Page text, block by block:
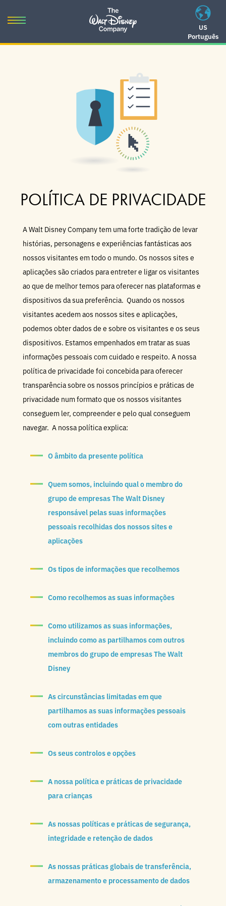
US
Português
Toggle
POLÍTICA DE PRIVACIDADE
A Walt Disney Company tem uma forte tradição de levar
histórias, personagens e experiências fantásticas aos
nossos visitantes em todo o mundo. Os nossos sites e
aplicações são criados para entreter e ligar os visitantes
ao que de melhor temos para oferecer nas plataformas e
dispositivos da sua preferência. Quando os nossos
visitantes acedem aos nossos sites e aplicações,
podemos obter dados de e sobre os visitantes e os seus
dispositivos. Estamos empenhados em tratar as suas
informações pessoais com cuidado e respeito. A nossa
política de privacidade foi concebida para oferecer
transparência sobre os nossos princípios e práticas de
privacidade num formato que os nossos visitantes
conseguem ler, compreender e pelo qual conseguem
navegar. A nossa política explica:
O âmbito da presente política
Quem somos, incluindo qual o membro do
grupo de empresas The Walt Disney
responsável pelas suas informações
pessoais recolhidas dos nossos sites e
aplicações
Os tipos de informações que recolhemos
Como recolhemos as suas informações
Como utilizamos as suas informações,
incluindo como as partilhamos com outros
membros do grupo de empresas The Walt
Disney
As circunstâncias limitadas em que
partilhamos as suas informações pessoais
com outras entidades
Os seus controlos e opções
A nossa política e práticas de privacidade
para crianças
As nossas políticas e práticas de segurança,
integridade e retenção de dados
As nossas práticas globais de transferência,
armazenamento e processamento de dados